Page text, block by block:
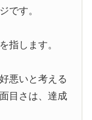
です。
指します。
悪いと考える
目さは、達成